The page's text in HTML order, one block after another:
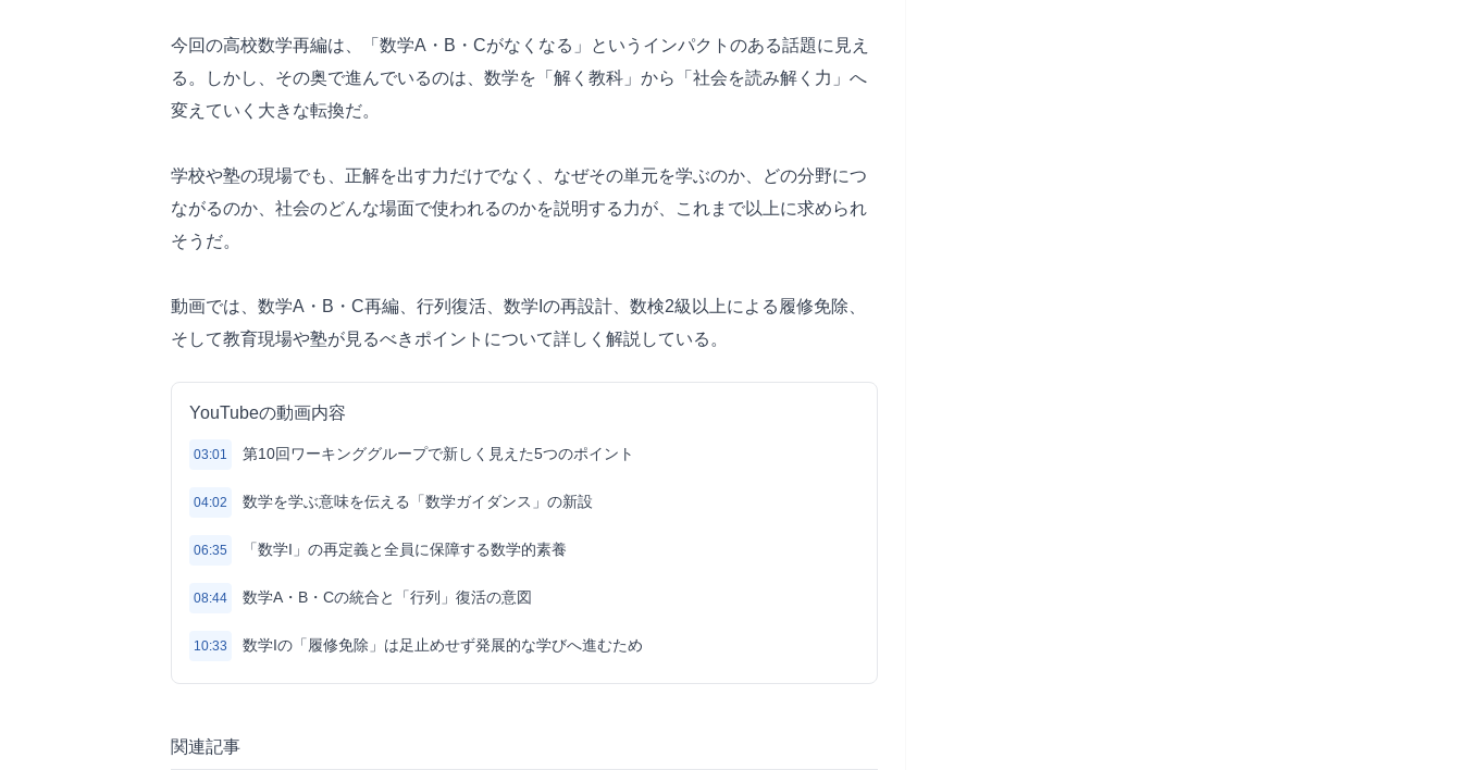
今回の高校数学再編は、「数学A・B・Cがなくなる」というインパクトのある話題に見え
る。しかし、その奥で進んでいるのは、数学を「解く教科」から「社会を読み解く力」へ
変えていく大きな転換だ。
学校や塾の現場でも、正解を出す力だけでなく、なぜその単元を学ぶのか、どの分野につ
ながるのか、社会のどんな場面で使われるのかを説明する力が、これまで以上に求められ
そうだ。
動画では、数学A・B・C再編、行列復活、数学Iの再設計、数検2級以上による履修免除、
そして教育現場や塾が見るべきポイントについて詳しく解説している。
YouTubeの動画内容
03:01 第10回ワーキンググループで新しく見えた5つのポイント
04:02 数学を学ぶ意味を伝える「数学ガイダンス」の新設
06:35 「数学I」の再定義と全員に保障する数学的素養
08:44 数学A・B・Cの統合と「行列」復活の意図
10:33 数学Iの「履修免除」は足止めせず発展的な学びへ進むため
関連記事